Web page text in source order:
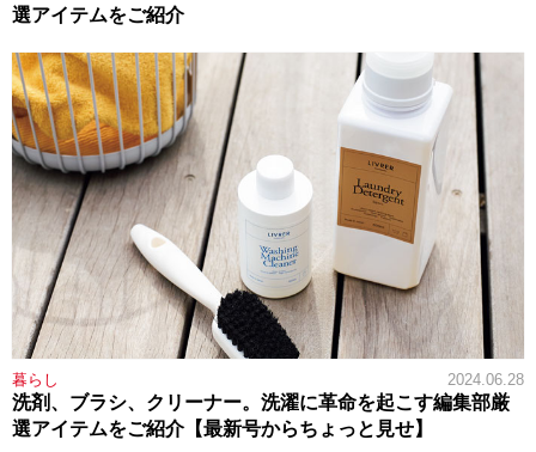
選アイテムをご紹介
暮らし 2024.06.28
洗剤、ブラシ、クリーナー。洗濯に革命を起こす編集部厳
選アイテムをご紹介【最新号からちょっと見せ】